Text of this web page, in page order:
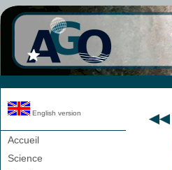
English version
Accueil
Science